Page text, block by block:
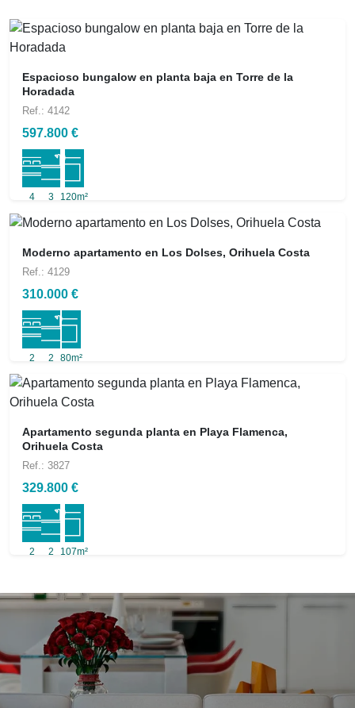
Espacioso bungalow en planta baja en Torre de la
Horadada
Ref.: 4142
597.800 €
4 3 120m²
Moderno apartamento en Los Dolses, Orihuela Costa
Ref.: 4129
310.000 €
2 2 80m²
Apartamento segunda planta en Playa Flamenca,
Orihuela Costa
Ref.: 3827
329.800 €
2 2 107m²